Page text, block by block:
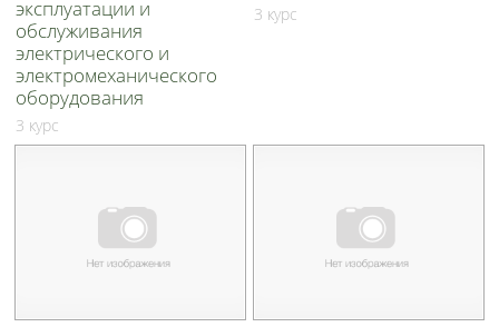
эксплуатации и
обслуживания
электрического и
электромеханического
оборудования
3 курс
3 курс